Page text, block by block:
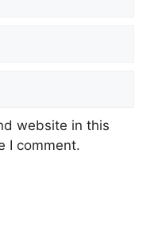
website in this
I comment.